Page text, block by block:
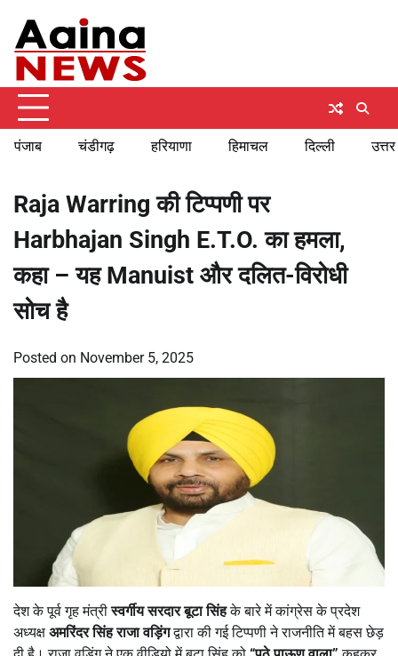
content
पंजाब चंडीगढ़ हरियाणा हिमाचल दिल्ली
Raja Warring की टिप्पणी पर
Harbhajan Singh E.T.O. का हमला,
कहा – यह Manuist और दलित-विरोधी
सोच है
Posted on November 5, 2025
देश के पूर्व गृह मंत्रीस्वर्गीय सरदार बूटा सिंहके बारे में कांग्रेस के प्रदेश
अध्यक्ष अमरिंदर सिंह राजा वड़िंगद्वारा की गई टिप्पणी ने राजनीति में बहस छेड़